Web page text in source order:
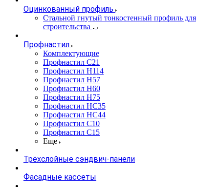
Оцинкованный профиль
Стальной гнутый тонкостенный профиль для
строительства
Профнастил
Комплектующие
Профнастил C21
Профнастил Н114
Профнастил Н57
Профнастил Н60
Профнастил Н75
Профнастил НС35
Профнастил НС44
Профнастил С10
Профнастил С15
Еще
Трёхслойные сэндвич-панели
Фасадные кассеты